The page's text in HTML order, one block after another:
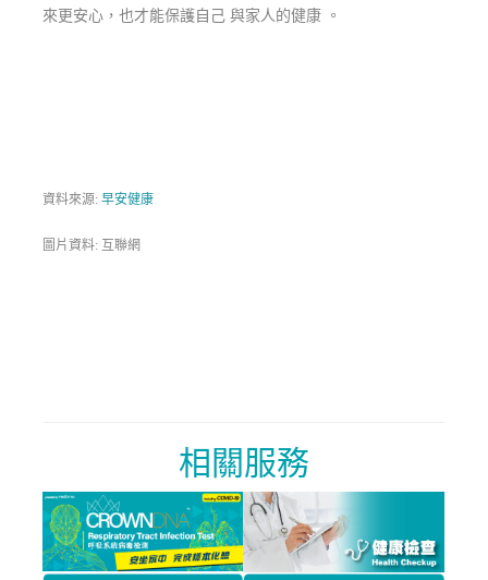
來更安心，也才能保護自己 與家人的健康 。
資料來源:早安健康
圖片資料: 互聯網
相關服務